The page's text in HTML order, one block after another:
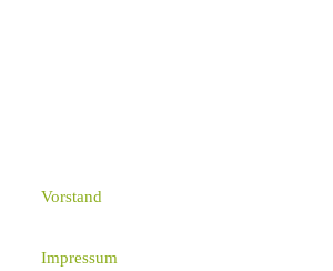
Vorstand
Impressum